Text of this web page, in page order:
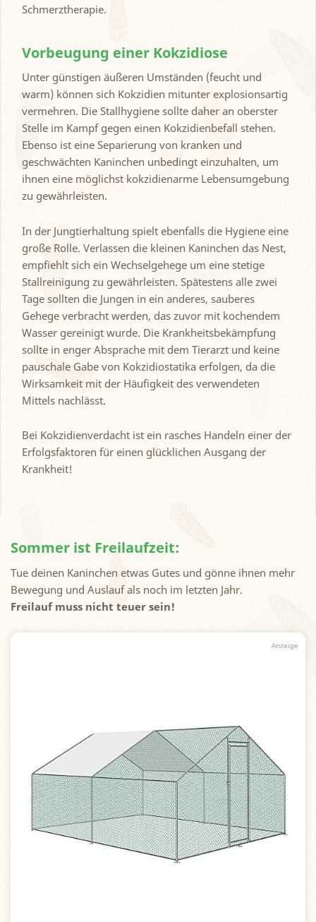
Schmerztherapie.
Vorbeugung einer Kokzidiose
Unter günstigen äußeren Umständen (feucht und
warm) können sich Kokzidien mitunter explosionsartig
vermehren. Die Stallhygiene sollte daher an oberster
Stelle im Kampf gegen einen Kokzidienbefall stehen.
Ebenso ist eine Separierung von kranken und
geschwächten Kaninchen unbedingt einzuhalten, um
ihnen eine möglichst kokzidienarme Lebensumgebung
zu gewährleisten.
In der Jungtierhaltung spielt ebenfalls die Hygiene eine
große Rolle. Verlassen die kleinen Kaninchen das Nest,
empfiehlt sich ein Wechselgehege um eine stetige
Stallreinigung zu gewährleisten. Spätestens alle zwei
Tage sollten die Jungen in ein anderes, sauberes
Gehege verbracht werden, das zuvor mit kochendem
Wasser gereinigt wurde. Die Krankheitsbekämpfung
sollte in enger Absprache mit dem Tierarzt und keine
pauschale Gabe von Kokzidiostatika erfolgen, da die
Wirksamkeit mit der Häufigkeit des verwendeten
Mittels nachlässt.
Bei Kokzidienverdacht ist ein rasches Handeln einer der
Erfolgsfaktoren für einen glücklichen Ausgang der
Krankheit!
Sommer ist Freilaufzeit:
Tue deinen Kaninchen etwas Gutes und gönne ihnen mehr
Bewegung und Auslauf als noch im letzten Jahr.
Freilauf muss nicht teuer sein!